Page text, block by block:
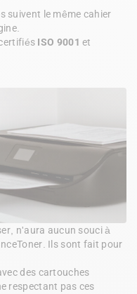
suivent le même cahier
ISO 9001 et
n'aura aucun souci à
Ils sont fait pour
des cartouches
respectant pas ces